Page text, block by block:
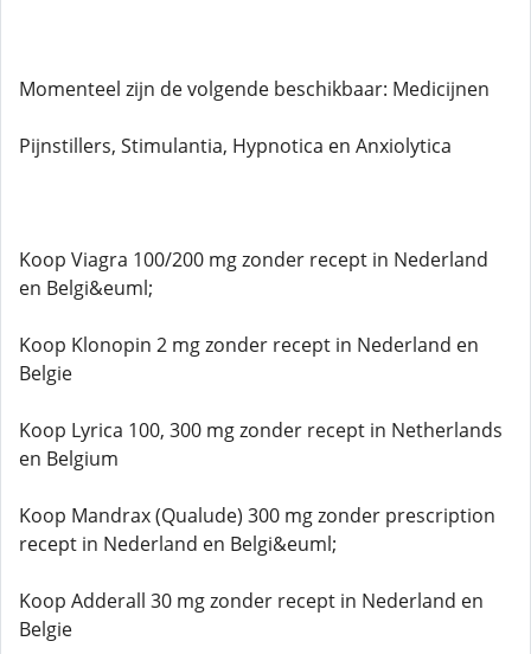
Momenteel zijn de volgende beschikbaar: Medicijnen
Pijnstillers, Stimulantia, Hypnotica en Anxiolytica
Koop Viagra 100/200 mg zonder recept in Nederland
en Belgi&euml;
Koop Klonopin 2 mg zonder recept in Nederland en
Belgie
Koop Lyrica 100, 300 mg zonder recept in Netherlands
en Belgium
Koop Mandrax (Qualude) 300 mg zonder prescription
recept in Nederland en Belgi&euml;
Koop Adderall 30 mg zonder recept in Nederland en
Belgie